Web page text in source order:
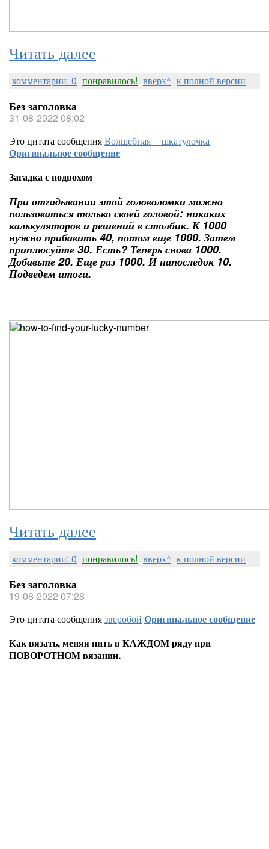
Читать далее
комментарии: 0 понравилось! вверх^ к полной версии
Без заголовка
31-08-2022 08:02
Это цитата сообщенияВолшебная__шкатулочка
Оригинальное сообщение
Загадка с подвохом
При отгадывании этой головоломки можно
пользоваться только своей головой: никаких
калькуляторов и решений в столбик. К 1000
нужно прибавить 40, потом еще 1000. Затем
приплюсуйте 30. Есть? Теперь снова 1000.
Добавьте 20. Еще раз 1000. И напоследок 10.
Подведем итоги.
Читать далее
комментарии: 0 понравилось! вверх^ к полной версии
Без заголовка
19-08-2022 07:28
Это цитата сообщениязверобой Оригинальное сообщение
Как вязать, меняя нить в КАЖДОМ ряду при
ПОВОРОТНОМ вязании.